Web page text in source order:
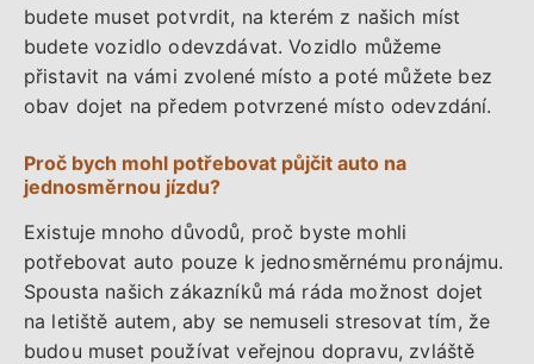
budete muset potvrdit, na kterém z našich míst
budete vozidlo odevzdávat. Vozidlo můžeme
přistavit na vámi zvolené místo a poté můžete bez
obav dojet na předem potvrzené místo odevzdání.
Proč bych mohl potřebovat půjčit auto na
jednosměrnou jízdu?
Existuje mnoho důvodů, proč byste mohli
potřebovat auto pouze k jednosměrnému pronájmu.
Spousta našich zákazníků má ráda možnost dojet
na letiště autem, aby se nemuseli stresovat tím, že
budou muset používat veřejnou dopravu, zvláště